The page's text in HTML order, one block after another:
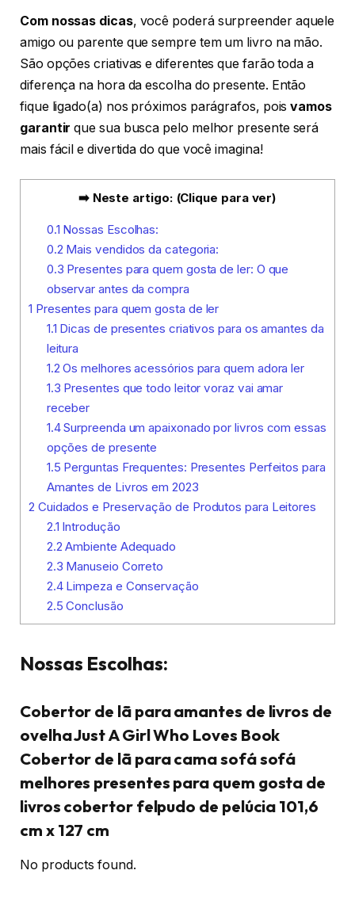
Com nossas dicas, você poderá surpreender aquele
amigo ou parente que sempre tem um livro na mão.
São opções criativas e diferentes que farão toda a
diferença na hora da escolha do presente. Então
fique ligado(a) nos próximos parágrafos, poisvamos
garantir que sua busca pelo melhor presente será
mais fácil e divertida do que você imagina!
➡️ Neste artigo: (Clique para ver)
0.1 Nossas Escolhas:
0.2 Mais vendidos da categoria:
0.3 Presentes para quem gosta de ler: O que
observar antes da compra
1 Presentes para quem gosta de ler
1.1 Dicas de presentes criativos para os amantes da
leitura
1.2 Os melhores acessórios para quem adora ler
1.3 Presentes que todo leitor voraz vai amar
receber
1.4Surpreenda um apaixonado por livros com essas
opções de presente
1.5 Perguntas Frequentes: Presentes Perfeitos para
Amantes de Livros em 2023
2 Cuidados e Preservação de Produtos para Leitores
2.1 Introdução
2.2 Ambiente Adequado
2.3 Manuseio Correto
2.4Limpeza e Conservação
2.5 Conclusão
Nossas Escolhas:
Cobertor de lã para amantes de livros de
ovelha Just A Girl Who Loves Book
Cobertor de lã para cama sofá sofá
melhores presentes para quem gosta de
livros cobertor felpudo de pelúcia 101,6
cm x 127 cm
No products found.